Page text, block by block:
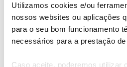
Utilizamos cookies e/ou
nossos websites ou aplicações
para o seu bom funcionamento
necessários para a prestação de
Caso aceite, poderemos utilizar
Envie-nos, por favor, uma mensagem
@Fórumcom o seu NIF.
Obrigado
Ajude a comunidade a encontrar